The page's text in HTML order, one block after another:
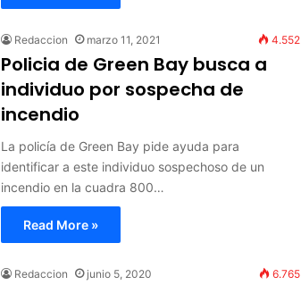
Redaccion marzo 11, 2021 4.552
Policia de Green Bay busca a
individuo por sospecha de
incendio
La policía de Green Bay pide ayuda para
identificar a este individuo sospechoso de un
incendio en la cuadra 800…
Read More »
Redaccion junio 5, 2020 6.765